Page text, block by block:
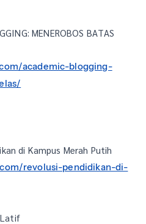
MENEROBOS BATAS
academic-blogging-
di Kampus Merah Putih
revolusi-pendidikan-di-
Latif